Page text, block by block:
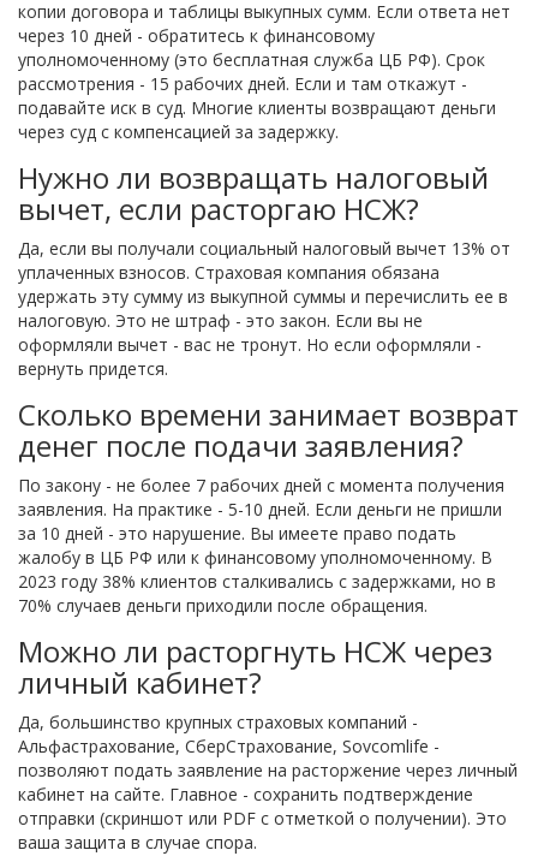
копии договора и таблицы выкупных сумм. Если ответа нет
через 10 дней - обратитесь к финансовому
уполномоченному (это бесплатная служба ЦБ РФ). Срок
рассмотрения - 15 рабочих дней. Если и там откажут -
подавайте иск в суд. Многие клиенты возвращают деньги
через суд с компенсацией за задержку.
Нужно ли возвращать налоговый
вычет, если расторгаю НСЖ?
Да, если вы получали социальный налоговый вычет 13% от
уплаченных взносов. Страховая компания обязана
удержать эту сумму из выкупной суммы и перечислить ее в
налоговую. Это не штраф - это закон. Если вы не
оформляли вычет - вас не тронут. Но если оформляли -
вернуть придется.
Сколько времени занимает возврат
денег после подачи заявления?
По закону - не более 7 рабочих дней с момента получения
заявления. На практике - 5-10 дней. Если деньги не пришли
за 10 дней - это нарушение. Вы имеете право подать
жалобу в ЦБ РФ или к финансовому уполномоченному. В
2023 году 38% клиентов сталкивались с задержками, но в
70% случаев деньги приходили после обращения.
Можно ли расторгнуть НСЖ через
личный кабинет?
Да, большинство крупных страховых компаний -
Альфастрахование, СберСтрахование, Sovcomlife -
позволяют подать заявление на расторжение через личный
кабинет на сайте. Главное - сохранить подтверждение
отправки (скриншот или PDF с отметкой о получении). Это
ваша защита в случае спора.